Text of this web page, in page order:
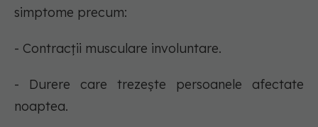
simptome precum:
- Contracții musculare involuntare.
- Durere care trezește persoanele afectate
noaptea.